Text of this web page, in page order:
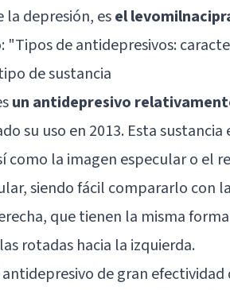
depresión, esel
"Tipos de antidepresivos:
de sustancia
un antidepresivo
su uso en 2013. Esta
como la imagen especular o el
siendo fácil compararlo con
que tienen la misma
rotadas hacia la izquierda.
antidepresivo de gran efectividad